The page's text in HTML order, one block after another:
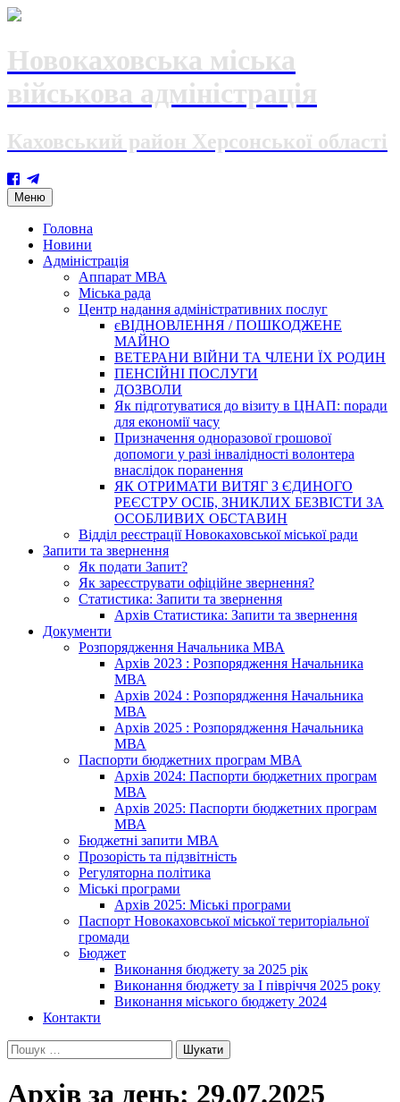
Новокаховська міська
військова адміністрація
Каховський район Херсонської області
Меню Skip
to
content
Головна
Новини
Адміністрація
Аппарат МВА
Міська рада
Центр надання адміністративних послуг
єВІДНОВЛЕННЯ / ПОШКОДЖЕНЕ
МАЙНО
ВЕТЕРАНИ ВІЙНИ ТА ЧЛЕНИ ЇХ РОДИН
ПЕНСІЙНІ ПОСЛУГИ
ДОЗВОЛИ
Як підготуватися до візиту в ЦНАП: поради
для економії часу
Призначення одноразової грошової
допомоги у разі інвалідності волонтера
внаслідок поранення
ЯК ОТРИМАТИ ВИТЯГ З ЄДИНОГО
РЕЄСТРУ ОСІБ, ЗНИКЛИХ БЕЗВІСТИ ЗА
ОСОБЛИВИХ ОБСТАВИН
Відділ реєстрації Новокаховської міської ради
Запити та звернення
Як подати Запит?
Як зареєструвати офіційне звернення?
Статистика: Запити та звернення
Архів Статистика: Запити та звернення
Документи
Розпорядження Начальника МВА
Архів 2023 : Розпорядження Начальника
МВА
Архів 2024 : Розпорядження Начальника
МВА
Архів 2025 : Розпорядження Начальника
МВА
Паспорти бюджетних програм МВА
Архів 2024: Паспорти бюджетних програм
МВА
Архів 2025: Паспорти бюджетних програм
МВА
Бюджетні запити МВА
Прозорість та підзвітність
Регуляторна політика
Міські програми
Архів 2025: Міські програми
Паспорт Новокаховської міської територіальної
громади
Бюджет
Виконання бюджету за 2025 рік
Виконання бюджету за І півріччя 2025 року
Виконання міського бюджету 2024
Контакти
Пошук:
Архів за день: 29.07.2025